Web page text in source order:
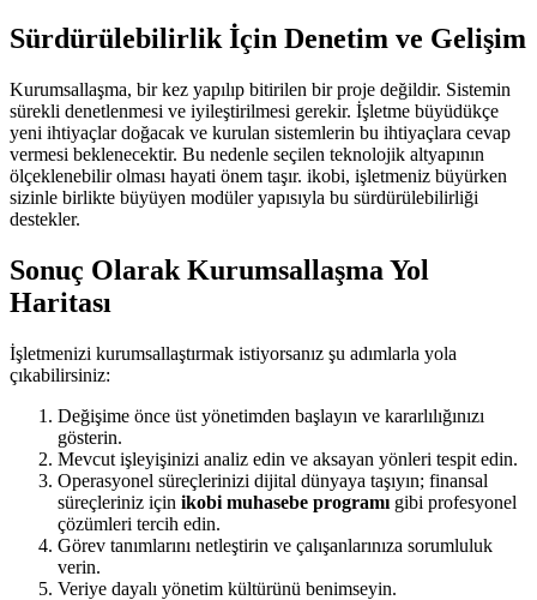
Sürdürülebilirlik İçin Denetim ve Gelişim
Kurumsallaşma, bir kez yapılıp bitirilen bir proje değildir. Sistemin
sürekli denetlenmesi ve iyileştirilmesi gerekir. İşletme büyüdükçe
yeni ihtiyaçlar doğacak ve kurulan sistemlerin bu ihtiyaçlara cevap
vermesi beklenecektir. Bu nedenle seçilen teknolojik altyapının
ölçeklenebilir olması hayati önem taşır. ikobi, işletmeniz büyürken
sizinle birlikte büyüyen modüler yapısıyla bu sürdürülebilirliği
destekler.
Sonuç Olarak Kurumsallaşma Yol
Haritası
İşletmenizi kurumsallaştırmak istiyorsanız şu adımlarla yola
çıkabilirsiniz:
Değişime önce üst yönetimden başlayın ve kararlılığınızı
gösterin.
Mevcut işleyişinizi analiz edin ve aksayan yönleri tespit edin.
Operasyonel süreçlerinizi dijital dünyaya taşıyın; finansal
süreçleriniz için ikobi muhasebe programı gibi profesyonel
çözümleri tercih edin.
Görev tanımlarını netleştirin ve çalışanlarınıza sorumluluk
verin.
Veriye dayalı yönetim kültürünü benimseyin.